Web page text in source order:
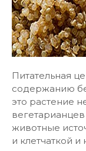
Питательная
содержанию
это растение
животные
и клетчаткой и